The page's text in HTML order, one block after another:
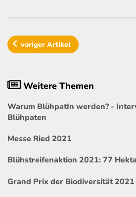
vorigerArtikel
Weitere Themen
Warum BlühpatIn werden? -
Blühpaten
Messe Ried 2021
Blühstreifenaktion 2021: 77
Grand Prix der Biodiversität 2021